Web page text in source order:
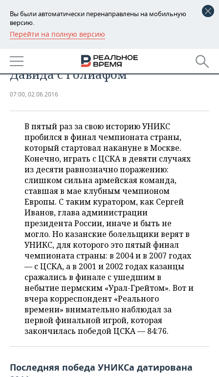
Вы были автоматически перенаправлены на мобильную
версию.
Перейти на полную версию
РЕГИОНЫ
БАШКОРТОСТАН
ТАТАРСТАН
НОВОСТИ
АНАЛИТИКА
ДЕКЛАРАЦИИ О ДОХОДАХ
КОРОЛИ ГОСЗАКАЗА ПФО
ВУЗЫ ТАТАРСТАНА
КОМУ ПРИНАДЛЕЖАТ
ТОРГОВЫЕ ЦЕНТРЫ
ТАТАРСТАНА
НОВОСТИ ЭКОНОМИКИ
ФИНАНСЫ
БАНКИ
БЮДЖЕТ
ИНВЕСТИЦИИ
ПРОМЫШЛЕННОСТЬ
НОВОСТИ
ПРОМЫШЛЕННОСТИ
АГРОПРОМ
МАШИНОСТРОЕНИЕ
НЕФТЕХИМИЯ
НЕФТЬ
ОПК
ЭНЕРГЕТИКА
НЕДВИЖИМОСТЬ
НОВОСТИ НЕДВИЖИМОСТИ
АВТО
НОВОСТИ АВТО
БИЗНЕС
НОВОСТИ БИЗНЕСА
РОЗНИЧНАЯ ТОРГОВЛЯ
ТРАНСПОРТ
УСЛУГИ
ТЕХНОЛОГИИ
НОВОСТИ ТЕХНОЛОГИЙ
МЕДИА
ТЕЛЕКОММУНИКАЦИИ
МЕРОПРИЯТИЯ
НОВОСТИ МЕРОПРИЯТИЙ
ВЫЕЗДНАЯ РЕДАКЦИЯ
БИЗНЕС-БРАНЧИ
ONLINE-КОНФЕРЕНЦИИ
СПОРТ
НОВОСТИ СПОРТА
ФУТБОЛ
ХОККЕЙ
ВОЛЕЙБОЛ
ОБЩЕСТВО
НОВОСТИ ОБЩЕСТВА
ВЛАСТЬ
ИСТОРИЯ
ФОТОГАЛЕРЕЯ
СЮЖЕТЫ
СПИСОК ПЕРСОН
ПОЛНАЯ ВЕРСИЯ
ЦСКА — УНИКС как битва
Давида с Голиафом
07:00, 02.06.2016
В пятый раз за свою историю УНИКС
пробился в финал чемпионата страны,
который стартовал накануне в Москве.
Конечно, играть с ЦСКА в девяти случаях
из десяти равнозначно поражению:
слишком сильна армейская команда,
ставшая в мае клубным чемпионом
Европы. С таким куратором, как Сергей
Иванов, глава администрации
президента России, иначе и быть не
могло. Но казанские болельщики верят в
УНИКС, для которого это пятый финал
чемпионата страны: в 2004 и в 2007 годах
— с ЦСКА, а в 2001 и 2002 годах казанцы
сражались в финале с ушедшим в
небытие пермским «Урал-Грейтом». Вот и
вчера корреспондент «Реального
времени» внимательно наблюдал за
первой финальной игрой, которая
закончилась победой ЦСКА — 84:76.
Последняя победа УНИКСа датирована